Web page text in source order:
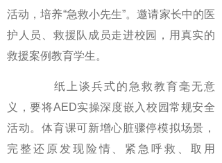
活动，培养“急救小先生”。邀请家长中的医
护人员、救援队成员走进校园，用真实的
救援案例教育学生。
纸上谈兵式的急救教育毫无意
义，要将AED实操深度嵌入校园常规安全
活动。体育课可新增心脏骤停模拟场景，
完整还原发现险情、紧急呼救、取用